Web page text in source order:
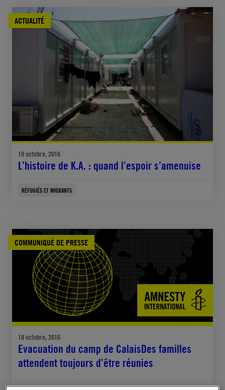
ACTUALITÉ
19 octobre, 2016
L’histoire de K.A. : quand l’espoir s’amenuise
RÉFUGIÉS ET MIGRANTS
COMMUNIQUÉ DE PRESSE
18 octobre, 2016
Evacuation du camp de CalaisDes familles
attendent toujours d’être réunies